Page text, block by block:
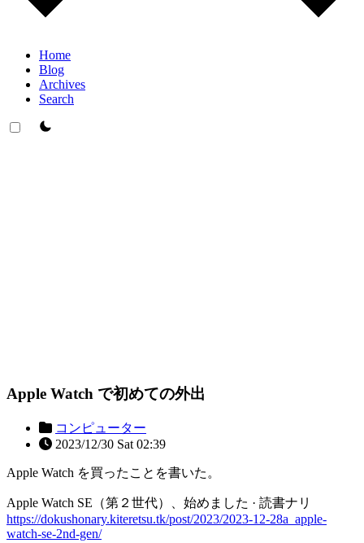
Home
Blog
Archives
Search
theme switcher
Apple Watch で初めての外出
コンピューター
2023/12/30 Sat 02:39
Apple Watch を買ったことを書いた。
Apple Watch SE（第２世代）、始めました · 読書ナリ
https://dokushonary.kiteretsu.tk/post/2023/2023-12-28a_apple-
watch-se-2nd-gen/